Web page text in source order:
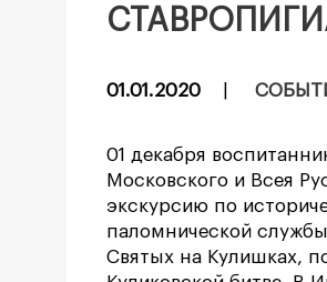
01.01.2020
01 декабря
Московского и Всея
экскурсию по
паломнической
Святых на Кулишках,